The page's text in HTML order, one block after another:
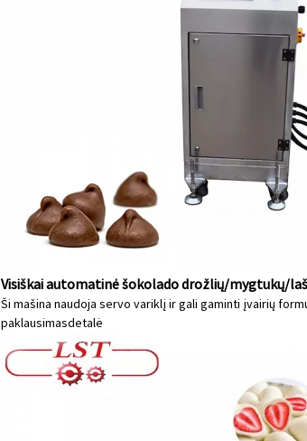
Visiškai automatinė šokolado drožlių/mygtukų/
Ši mašina naudoja servo variklį ir gali gaminti įvairių
paklausimasdetalė